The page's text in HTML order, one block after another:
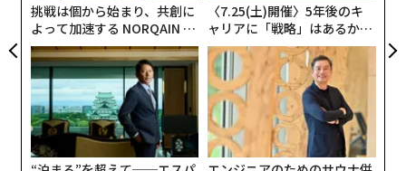
挑戦は個から始まり、共創に
よって加速する NORQAIN JA
PAN 特別座談会
〈7.25(土)開催〉5年後のキ
ャリアに「戦略」はあるか。
トップエグゼクティブのキャ
リアに触れる1日│CAREER S
UMMIT 2026